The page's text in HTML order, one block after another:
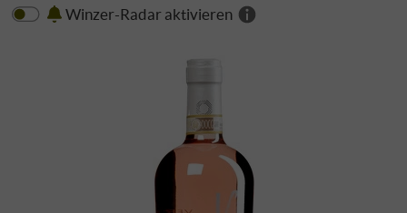
Winzer-Radar aktivieren